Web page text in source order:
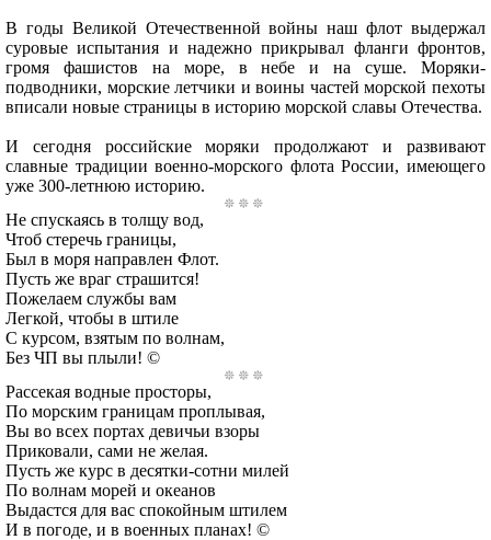
В годы Великой Отечественной войны наш флот выдержал
суровые испытания и надежно прикрывал фланги фронтов,
громя фашистов на море, в небе и на суше. Моряки-
подводники, морские летчики и воины частей морской пехоты
вписали новые страницы в историю морской славы Отечества.
И сегодня российские моряки продолжают и развивают
славные традиции военно-морского флота России, имеющего
уже 300-летнюю историю.
Не спускаясь в толщу вод,
Чтоб стеречь границы,
Был в моря направлен Флот.
Пусть же враг страшится!
Пожелаем службы вам
Легкой, чтобы в штиле
С курсом, взятым по волнам,
Без ЧП вы плыли! ©
Рассекая водные просторы,
По морским границам проплывая,
Вы во всех портах девичьи взоры
Приковали, сами не желая.
Пусть же курс в десятки-сотни милей
По волнам морей и океанов
Выдастся для вас спокойным штилем
И в погоде, и в военных планах! ©